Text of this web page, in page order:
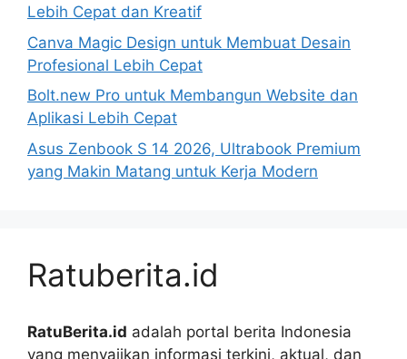
Lebih Cepat dan Kreatif
Canva Magic Design untuk Membuat Desain
Profesional Lebih Cepat
Bolt.new Pro untuk Membangun Website dan
Aplikasi Lebih Cepat
Asus Zenbook S 14 2026, Ultrabook Premium
yang Makin Matang untuk Kerja Modern
Ratuberita.id
RatuBerita.id adalah portal berita Indonesia
yang menyajikan informasi terkini, aktual, dan